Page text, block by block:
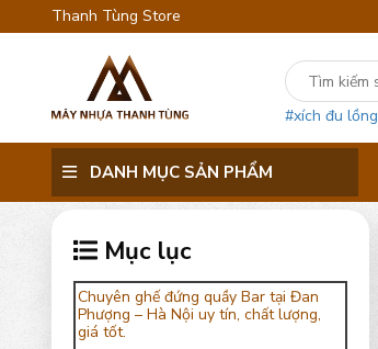
Thanh Tùng Store
#xích đu lồng
DANH MỤC SẢN PHẨM
Mục lục
Chuyên ghế đứng quầy Bar tại Đan
Phượng – Hà Nội uy tín, chất lượng,
giá tốt.